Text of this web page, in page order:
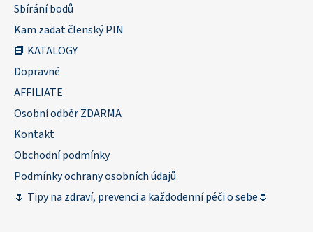
Sbírání bodů
Kam zadat členský PIN
📘 KATALOGY
Dopravné
AFFILIATE
Osobní odběr ZDARMA
Kontakt
Obchodní podmínky
Podmínky ochrany osobních údajů
🌷 Tipy na zdraví, prevenci a každodenní péči o sebe🌷